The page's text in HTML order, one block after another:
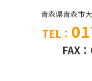
青森県青森市
TEL：
FAX：